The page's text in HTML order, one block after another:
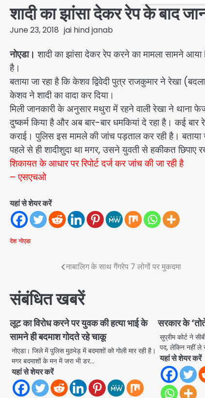
शादी का झांसा देकर रेप के बाद
June 23, 2018 jai hind janab
नोएडा। शादी का झांसा देकर रेप करने का मामला सामने
है।
बताया जा रहा है कि केशव द्विवेदी पुत्र राजकुमार ने रेखा
केशव ने शादी का वादा कर दिया।
मिली जानकारी के अनुसार मथुरा में रहने वाली रेखा ने
दुष्कर्म किया है और अब बार-बार धमकियां दे रहा है। कई बार
कराई। पुलिस इस मामले की जांच पड़ताल कर रही है।
पहले से ही शादीशुदा था मगर, उसने युवती से हकीकत छिपाए
शिकायत के आधार पर रिपोर्ट दर्ज कर जांच की जा रही है
– एसएचओ
यहां से शेयर करें
देश नोएडा
navigation
नाबालिग के साथ गैंगरेप 7 लोगों पर मुकदमा
संबंधित खबरें
लूट का विरोध करने पर युवक की हत्या भाई के
सामने ही बदमाश गोदते रहे चाकू
नोएडा। जिले में पुलिस मुठभेड़ में बदमाशों को गोली मार रही है।
मगर बदमाशों के मन में जरा भी डर…
यहां से शेयर करें
सरकार के
सुप्रीम कोर्ट ने
पद, लेकिन नहीं ले
यहां से शेयर करें